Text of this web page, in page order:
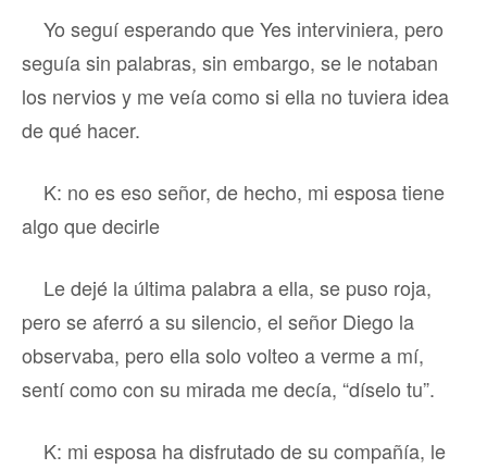
Yo seguí esperando que Yes interviniera, pero
seguía sin palabras, sin embargo, se le notaban
los nervios y me veía como si ella no tuviera idea
de qué hacer.
K: no es eso señor, de hecho, mi esposa tiene
algo que decirle
Le dejé la última palabra a ella, se puso roja,
pero se aferró a su silencio, el señor Diego la
observaba, pero ella solo volteo a verme a mí,
sentí como con su mirada me decía, “díselo tu”.
K: mi esposa ha disfrutado de su compañía, le